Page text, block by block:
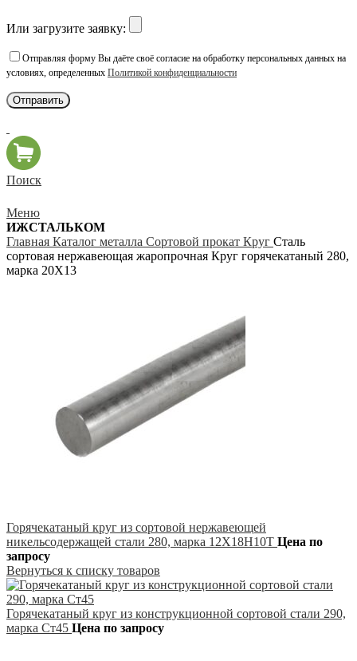
Или загрузите заявку:
Отправляя форму Вы даёте своё согласие на обработку персональных данных на
условиях, определенных Политикой конфиденциальности
Поиск
Меню
ИЖСТАЛЬКОМ
Главная Каталог металла Сортовой прокат Круг Сталь
сортовая нержавеющая жаропрочная Круг горячекатаный 280,
марка 20Х13
Горячекатаный круг из сортовой нержавеющей
никельсодержащей стали 280, марка 12Х18Н10Т Цена по
запросу
Вернуться к списку товаров
Горячекатаный круг из конструкционной сортовой стали 290,
марка Ст45 Цена по запросу